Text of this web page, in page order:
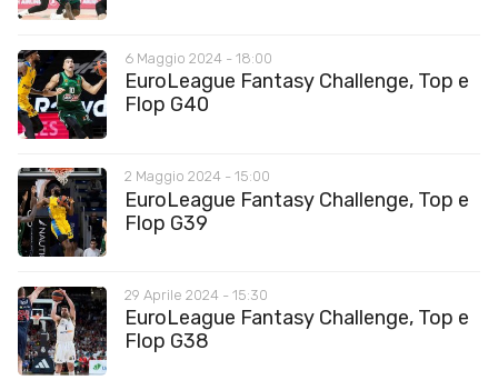
6 Maggio 2024 - 18:00
EuroLeague Fantasy Challenge, Top e
Flop G40
2 Maggio 2024 - 15:00
EuroLeague Fantasy Challenge, Top e
Flop G39
29 Aprile 2024 - 15:30
EuroLeague Fantasy Challenge, Top e
Flop G38